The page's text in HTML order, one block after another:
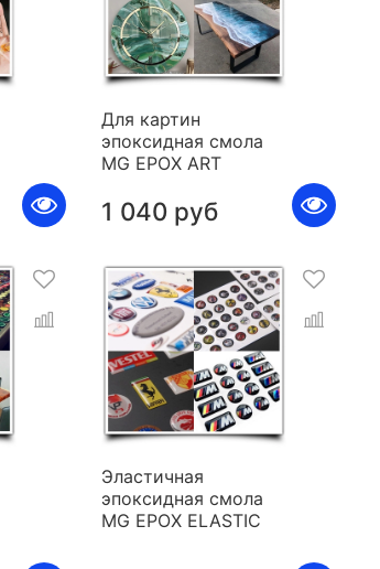
Для картин
эпоксидная смола
MG EPOX ART
1 040 руб
Эластичная
эпоксидная смола
MG EPOX ELASTIC